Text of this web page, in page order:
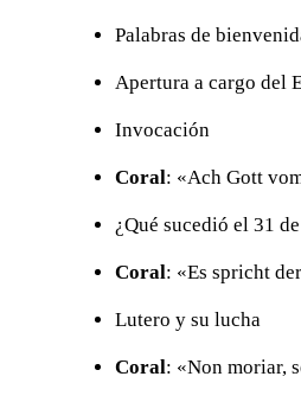
Palabras de
Apertura a cargo del
Invocación
Coral: «Ach Gott
¿Qué sucedió el 31
Coral: «Es spricht
Lutero y su lucha
Coral: «Non moriar,